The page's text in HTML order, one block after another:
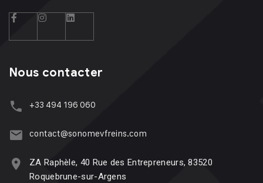
Nous contacter
+33 494 196 060
contact@sonomevfreins.com
ZA Raphèle, 40 Rue des Entrepreneurs, 83520
Roquebrune-sur-Argens